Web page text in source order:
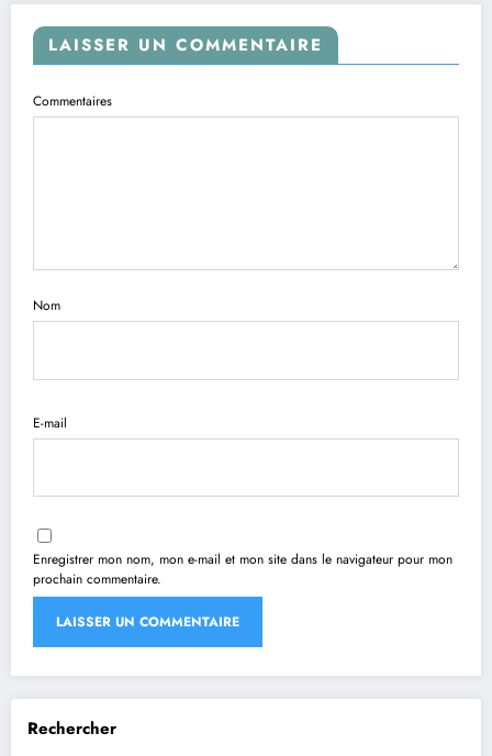
LAISSER UN COMMENTAIRE
Commentaires
Nom
E-mail
Enregistrer mon nom, mon e-mail et mon site dans le navigateur pour mon
prochain commentaire.
Rechercher